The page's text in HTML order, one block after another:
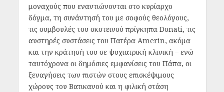
μοναχούς που εναντιώνονται στο κυρίαρχο
δόγμα, τη συνάντησή του με σοφούς θεολόγους,
τις συμβουλές του σκοτεινού πρίγκηπα Donati, τις
αυστηρές συστάσεις του Πατέρα Amerin, ακόμα
και την κράτησή του σε ψυχιατρική κλινική – ενώ
ταυτόχρονα οι δημόσιες εμφανίσεις του Πάπα, οι
ξεναγήσεις των πιστών στους επισκέψιμους
χώρους του Βατικανού και η φιλική στάση